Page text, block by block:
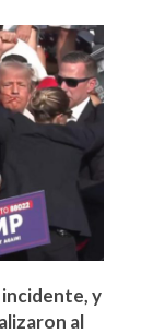
incidente, y
al